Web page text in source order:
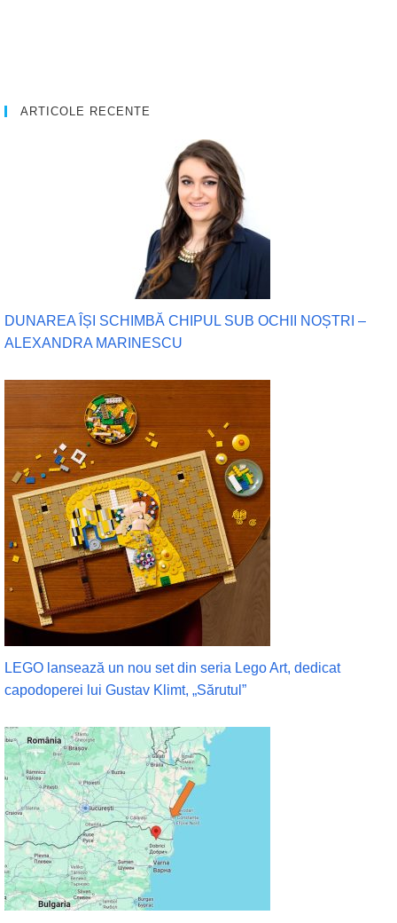
ARTICOLE RECENTE
DUNAREA ÎȘI SCHIMBĂ CHIPUL SUB OCHII NOȘTRI –
ALEXANDRA MARINESCU
LEGO lansează un nou set din seria Lego Art, dedicat
capodoperei lui Gustav Klimt, „Sărutul”